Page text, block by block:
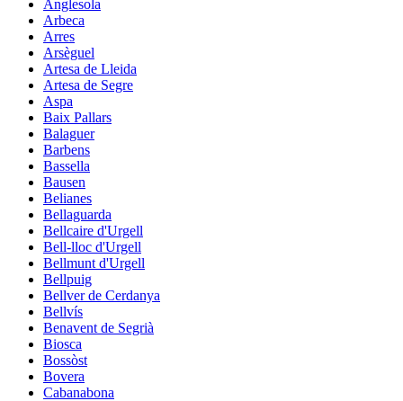
Anglesola
Arbeca
Arres
Arsèguel
Artesa de Lleida
Artesa de Segre
Aspa
Baix Pallars
Balaguer
Barbens
Bassella
Bausen
Belianes
Bellaguarda
Bellcaire d'Urgell
Bell-lloc d'Urgell
Bellmunt d'Urgell
Bellpuig
Bellver de Cerdanya
Bellvís
Benavent de Segrià
Biosca
Bossòst
Bovera
Cabanabona